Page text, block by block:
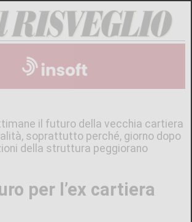
il futuro della vecchia cartiera
soprattutto perché, giorno dopo
della struttura peggiorano
per l’ex cartiera